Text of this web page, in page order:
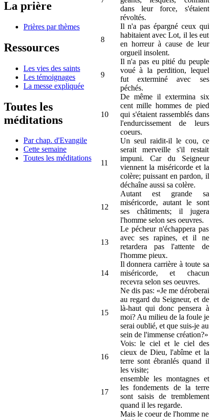
La prière
Prières par thèmes
Ressources
Les vies des saints
Les témoignages
La messe expliquée
Toutes les
méditations
Par chap. d'Evangile
Cette semaine
Toutes les méditations
dans leur force, s'étaient
révoltés.
8
Il n'a pas épargné ceux qui
habitaient avec Lot, il les eut
en horreur à cause de leur
orgueil insolent.
9
Il n'a pas eu pitié du peuple
voué à la perdition, lequel
fut exterminé avec ses
péchés.
10
De même il extermina six
cent mille hommes de pied
qui s'étaient rassemblés dans
l'endurcissement de leurs
coeurs.
11
Un seul raidit-il le cou, ce
serait merveille s'il restait
impuni. Car du Seigneur
viennent la miséricorde et la
colère; puissant en pardon, il
déchaîne aussi sa colère.
12
Autant est grande sa
miséricorde, autant le sont
ses châtiments; il jugera
l'homme selon ses oeuvres.
13
Le pécheur n'échappera pas
avec ses rapines, et il ne
retardera pas l'attente de
l'homme pieux.
14
Il donnera carrière à toute sa
miséricorde, et chacun
recevra selon ses oeuvres.
15
Ne dis pas: «Je me déroberai
au regard du Seigneur, et de
là-haut qui donc pensera à
moi? Au milieu de la foule je
serai oublié, et que suis-je au
sein de l'immense création?»
16
Vois: le ciel et le ciel des
cieux de Dieu, l'abîme et la
terre sont ébranlés quand il
les visite;
17
ensemble les montagnes et
les fondements de la terre
sont saisis de tremblement
quand il les regarde.
Mais le coeur de l'homme ne